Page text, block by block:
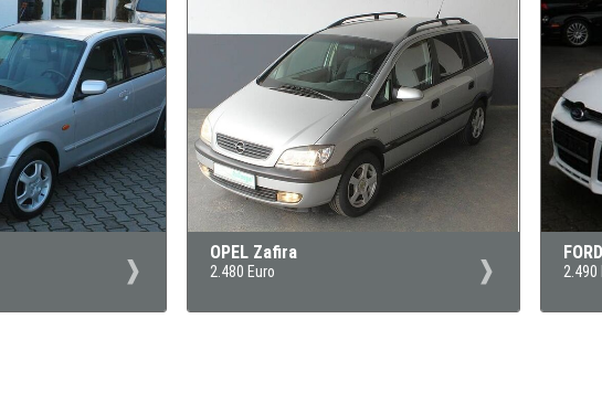
OPEL Zafira
2.480 Euro 2.490